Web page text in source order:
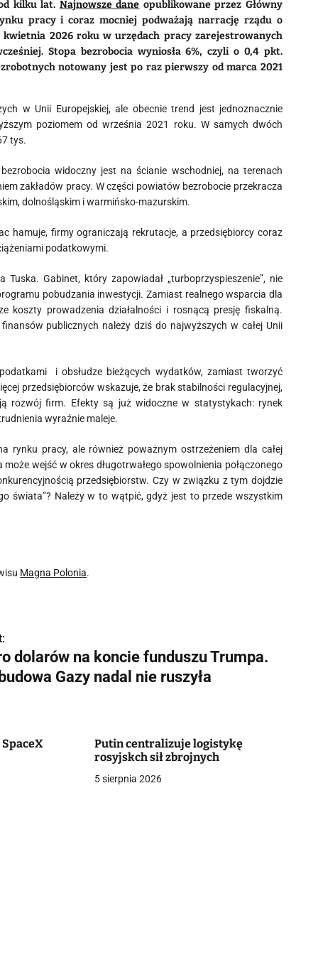
kilku lat. Najnowsze dane opublikowane przez Główny
pracy i coraz mocniej podważają narrację rządu o
kwietnia 2026 roku w urzędach pracy zarejestrowanych
Stopa bezrobocia wyniosła 6%, czyli o 0,4 pkt.
notowany jest po raz pierwszy od marca 2021
w Unii Europejskiej, ale obecnie trend jest jednoznacznie
poziomem od września 2021 roku. W samych dwóch
tys.
widoczny jest na ścianie wschodniej, na terenach
zakładów pracy. W części powiatów bezrobocie przekracza
dolnośląskim i warmińsko-mazurskim.
hamuje, firmy ograniczają rekrutacje, a przedsiębiorcy coraz
podatkowymi.
Gabinet, który zapowiadał „turboprzyspieszenie”, nie
pobudzania inwestycji. Zamiast realnego wsparcia dla
koszty prowadzenia działalności i rosnącą presję fiskalną.
publicznych należy dziś do najwyższych w całej Unii
i obsłudze bieżących wydatków, zamiast tworzyć
przedsiębiorców wskazuje, że brak stabilności regulacyjnej,
rozwój firm. Efekty są już widoczne w statystykach: rynek
wyraźnie maleje.
rynku pracy, ale również poważnym ostrzeżeniem dla całej
wejść w okres długotrwałego spowolnienia połączonego
przedsiębiorstw. Czy w związku z tym dojdzie
świata”? Należy w to wątpić, gdyż jest to przede wszystkim
Magna Polonia.
dolarów na koncie funduszu Trumpa.
Gazy nadal nie ruszyła
Putin centralizuje logistykę
rosyjskch sił zbrojnych
5 sierpnia 2026